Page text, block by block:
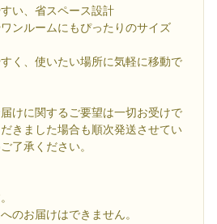
い、省スペース設計
ンルームにもぴったりのサイズ
く、使いたい場所に気軽に移動で
けに関するご要望は一切お受けで
きました場合も順次発送させてい
了承ください。
のお届けはできません。